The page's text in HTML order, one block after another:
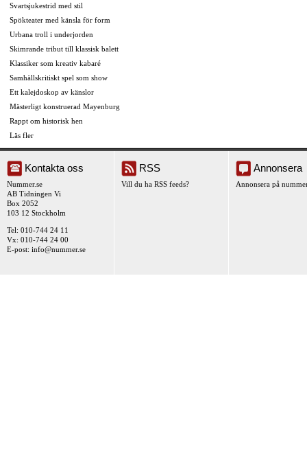
Svartsjukestrid med stil
Spökteater med känsla för form
Urbana troll i underjorden
Skimrande tribut till klassisk balett
Klassiker som kreativ kabaré
Samhällskritiskt spel som show
Ett kalejdoskop av känslor
Mästerligt konstruerad Mayenburg
Rappt om historisk hen
Läs fler
Kontakta oss
Nummer.se
AB Tidningen Vi
Box 2052
103 12 Stockholm
Tel: 010-744 24 11
Vx: 010-744 24 00
E-post: info@nummer.se
RSS
Vill du ha RSS feeds?
Annonsera
Annonsera på